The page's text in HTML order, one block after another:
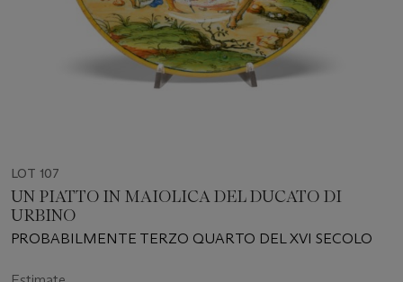
LOT 107
UN PIATTO IN MAIOLICA DEL DUCATO DI
URBINO
PROBABILMENTE TERZO QUARTO DEL XVI SECOLO